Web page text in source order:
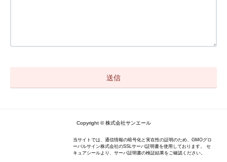
Copyright © 株式会社サンエール
当サイトでは、通信情報の暗号化と実在性の証明のため、GMOグロ
ーバルサイン株式会社のSSLサーバ証明書を使用しております。 セ
キュアシールより、サーバ証明書の検証結果をご確認ください。